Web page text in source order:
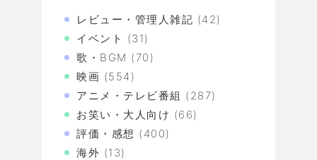
レビュー・管理人雑記 (42)
イベント (31)
歌・BGM (70)
映画 (554)
アニメ・テレビ番組 (287)
お笑い・大人向け (66)
評価・感想 (400)
海外 (13)